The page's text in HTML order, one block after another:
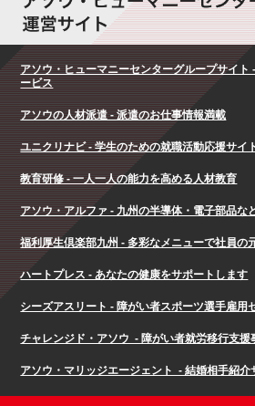
アソウ・ヒューマニーセンターグループサイト
ービス
アソウの人材派遣 - 派遣のお仕事情報満載
ユニクリナビ - 学生のための就職活動応援サイ
教育研修 - 一人一人の能力を高める人材教育
アソウ・アルファ - 九州の半導体・電子部品な
福利厚生倶楽部九州 - 多彩なメニューで社員の
ハートプレス - あなたの健康をサポートします
シーズアスリート - 障がい者スポーツ選手雇用
チャレンジド・アソウ - 障がい者就労移行支援
アソウ・マリッジエージェント - 結婚相手紹介